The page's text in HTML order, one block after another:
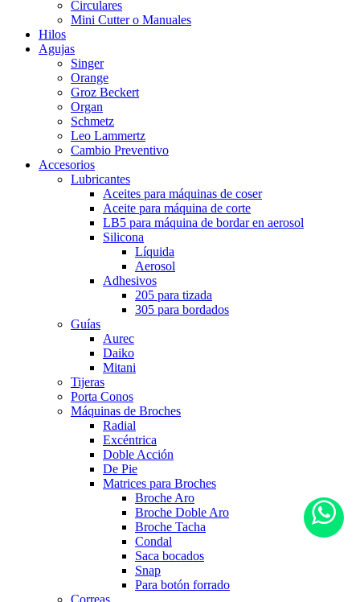
Circulares
Mini Cutter o Manuales
Hilos
Agujas
Singer
Orange
Groz Beckert
Organ
Schmetz
Leo Lammertz
Cambio Preventivo
Accesorios
Lubricantes
Aceites para máquinas de coser
Aceite para máquina de corte
LB5 para máquina de bordar en aerosol
Silicona
Líquida
Aerosol
Adhesivos
205 para tizada
305 para bordados
Guías
Aurec
Daiko
Mitani
Tijeras
Porta Conos
Máquinas de Broches
Radial
Excéntrica
Doble Acción
De Pie
Matrices para Broches
Broche Aro
Broche Doble Aro
Broche Tacha
Condal
Saca bocados
Snap
Para botón forrado
Correas